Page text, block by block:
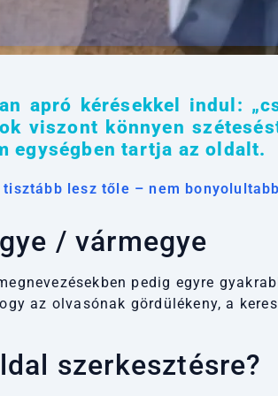
apró kérésekkel indul:
viszont könnyen
egységben tartja az oldalt.
lesz tőle – nem
/ vármegye
pedig egyre
az olvasónak gördülékeny, a
szerkesztésre?